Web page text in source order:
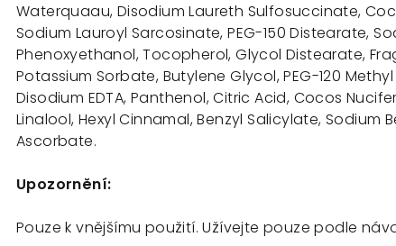
Waterquaau, Disodium Laureth Sulfosuccinate,
Sodium Lauroyl Sarcosinate, PEG-150 Distearate,
Phenoxyethanol, Tocopherol, Glycol Distearate,
Potassium Sorbate, Butylene Glycol, PEG-120
Disodium EDTA, Panthenol, Citric Acid, Cocos
Linalool, Hexyl Cinnamal, Benzyl Salicylate, Sodium
Ascorbate.
Upozornění:
Pouze k vnějšímu použití. Užívejte pouze podle